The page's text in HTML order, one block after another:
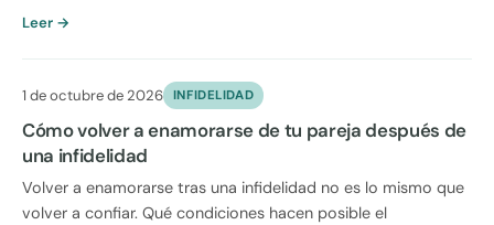
Leer →
1 de octubre de 2026 INFIDELIDAD
Cómo volver a enamorarse de tu pareja después de
una infidelidad
Volver a enamorarse tras una infidelidad no es lo mismo que
volver a confiar. Qué condiciones hacen posible el